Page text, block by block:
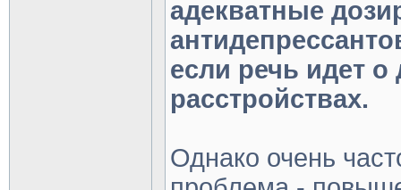
адекватные
если речь идет
расстройствах.
Однако очень